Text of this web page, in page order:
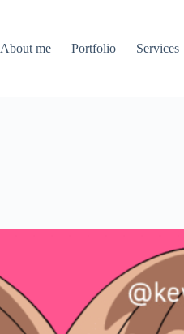
About me Portfolio Services